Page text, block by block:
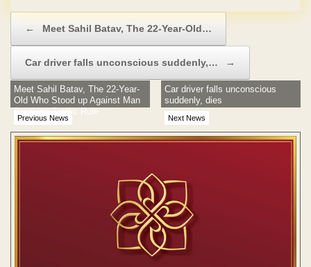
← Meet Sahil Batav, The 22-Year-Old…
Car driver falls unconscious suddenly,… →
Previous News
Meet Sahil Batav, The 22-Year-
Old Who Stood up Against Man
Breaking Traffic Rule
Next News
Car driver falls unconscious
suddenly, dies